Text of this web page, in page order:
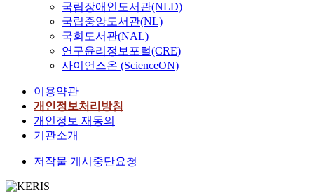
국립장애인도서관(NLD)
국립중앙도서관(NL)
국회도서관(NAL)
연구윤리정보포털(CRE)
사이언스온 (ScienceON)
이용약관
개인정보처리방침
개인정보 재동의
기관소개
저작물 게시중단요청